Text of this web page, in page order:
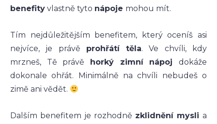
benefity vlastně tyto nápoje mohou mít.
Tím nejdůležitějším benefitem, který oceníš asi
nejvíce, je právě prohřátí těla. Ve chvíli, kdy
mrzneš, Tě právě horký zimní nápoj dokáže
dokonale ohřát. Minimálně na chvíli nebudeš o
zimě ani vědět.
Dalším benefitem je rozhodně zklidnění mysli a